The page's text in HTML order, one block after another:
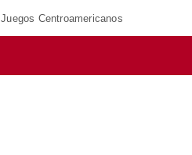
Juegos Centroamericanos